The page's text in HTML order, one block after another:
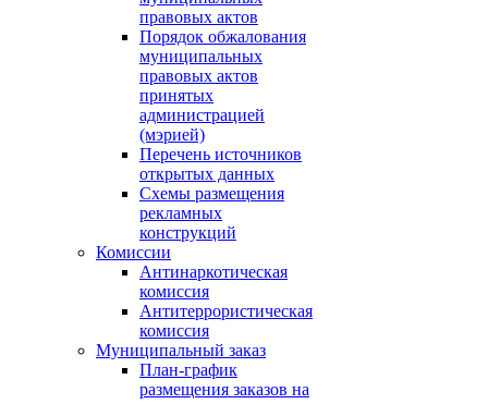
правовых актов
Порядок обжалования
муниципальных
правовых актов
принятых
администрацией
(мэрией)
Перечень источников
открытых данных
Схемы размещения
рекламных
конструкций
Комиссии
Антинаркотическая
комиссия
Антитеррористическая
комиссия
Муниципальный заказ
План-график
размещения заказов на